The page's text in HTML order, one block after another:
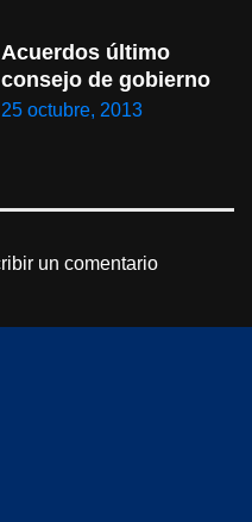
Acuerdos último
consejo de gobierno
25 octubre, 2013
un comentario